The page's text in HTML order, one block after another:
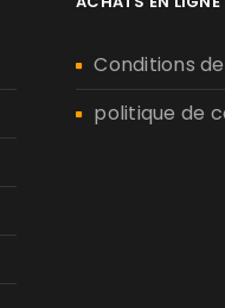
Conditions
politique de